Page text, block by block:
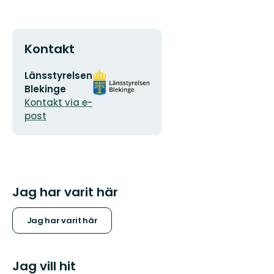
Kontakt
E-
postadress
Länsstyrelsen
Blekinge
Kontakt via e-
post
Organisationens
logotyp
Jag har varit här
Jag har varit här
Jag vill hit